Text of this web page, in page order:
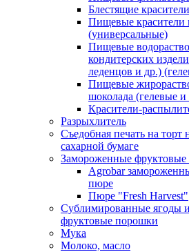
Блестящие красители
Пищевые красители
(универсальные)
Пищевые
кондитерских
леденцов и др.)
Пищевые
шоколада (гелевые и
Красители-
Разрыхлитель
Съедобная печать на торт
сахарной бумаге
Замороженные
Agrobar
пюре
Пюре "Fresh Harvest"
Сублимированные ягоды
фруктовые порошки
Мука
Молоко, масло